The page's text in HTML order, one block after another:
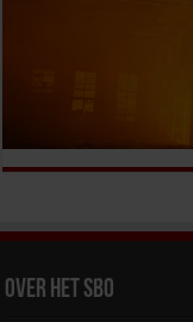
Over het SBO